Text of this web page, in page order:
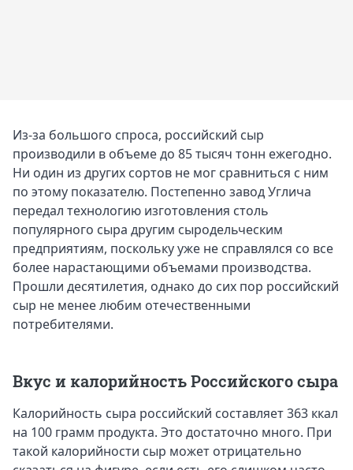
Из-за большого спроса, российский сыр
производили в объеме до 85 тысяч тонн ежегодно.
Ни один из других сортов не мог сравниться с ним
по этому показателю. Постепенно завод Углича
передал технологию изготовления столь
популярного сыра другим сыродельческим
предприятиям, поскольку уже не справлялся со все
более нарастающими объемами производства.
Прошли десятилетия, однако до сих пор российский
сыр не менее любим отечественными
потребителями.
Вкус и калорийность Российского сыра
Калорийность сыра российский составляет 363 ккал
на 100 грамм продукта. Это достаточно много. При
такой калорийности сыр может отрицательно